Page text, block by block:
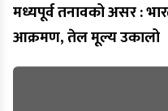
मध्यपूर्व तनावको असर :
आक्रमण, तेल मूल्य उकालो